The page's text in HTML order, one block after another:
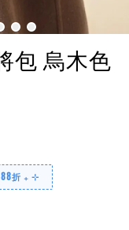
將包 烏木色
折 ₊ ⊹